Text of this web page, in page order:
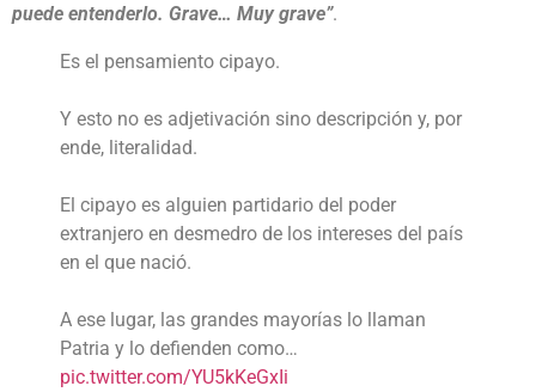
puede entenderlo. Grave… Muy grave”.
Es el pensamiento cipayo.
Y esto no es adjetivación sino descripción y, por
ende, literalidad.
El cipayo es alguien partidario del poder
extranjero en desmedro de los intereses del país
en el que nació.
A ese lugar, las grandes mayorías lo llaman
Patria y lo defienden como…
pic.twitter.com/YU5kKeGxIi